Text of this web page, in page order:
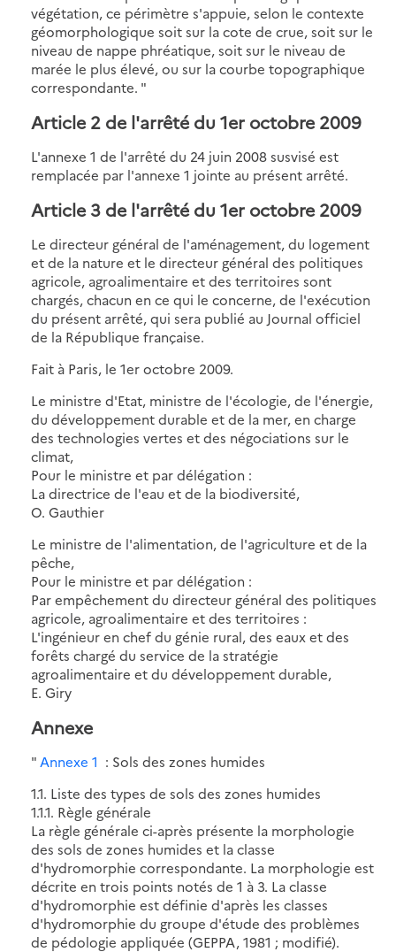
végétation, ce périmètre s'appuie, selon le contexte
géomorphologique soit sur la cote de crue, soit sur le
niveau de nappe phréatique, soit sur le niveau de
marée le plus élevé, ou sur la courbe topographique
correspondante. "
Article 2 de l'arrêté du 1er octobre 2009
L'annexe 1 de l'arrêté du 24 juin 2008 susvisé est
remplacée par l'annexe 1 jointe au présent arrêté.
Article 3 de l'arrêté du 1er octobre 2009
Le directeur général de l'aménagement, du logement
et de la nature et le directeur général des politiques
agricole, agroalimentaire et des territoires sont
chargés, chacun en ce qui le concerne, de l'exécution
du présent arrêté, qui sera publié au Journal officiel
de la République française.
Fait à Paris, le 1er octobre 2009.
Le ministre d'Etat, ministre de l'écologie, de l'énergie,
du développement durable et de la mer, en charge
des technologies vertes et des négociations sur le
climat,
Pour le ministre et par délégation :
La directrice de l'eau et de la biodiversité,
O. Gauthier
Le ministre de l'alimentation, de l'agriculture et de la
pêche,
Pour le ministre et par délégation :
Par empêchement du directeur général des politiques
agricole, agroalimentaire et des territoires :
L'ingénieur en chef du génie rural, des eaux et des
forêts chargé du service de la stratégie
agroalimentaire et du développement durable,
E. Giry
Annexe
" Annexe 1 : Sols des zones humides
1.1. Liste des types de sols des zones humides
1.1.1. Règle générale
La règle générale ci-après présente la morphologie
des sols de zones humides et la classe
d'hydromorphie correspondante. La morphologie est
décrite en trois points notés de 1 à 3. La classe
d'hydromorphie est définie d'après les classes
d'hydromorphie du groupe d'étude des problèmes
de pédologie appliquée (GEPPA, 1981 ; modifié).